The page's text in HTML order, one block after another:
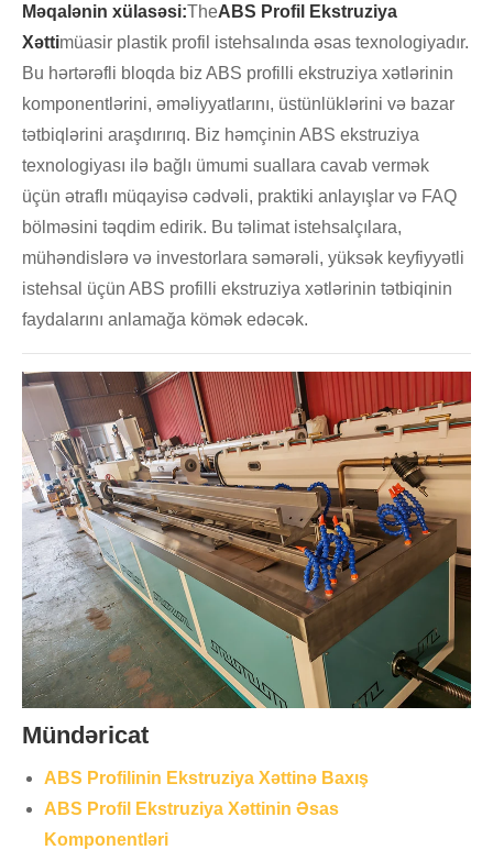
Məqalənin xülasəsi:TheABS Profil Ekstruziya
Xəttimüasir plastik profil istehsalında əsas texnologiyadır.
Bu hərtərəfli bloqda biz ABS profilli ekstruziya xətlərinin
komponentlərini, əməliyyatlarını, üstünlüklərini və bazar
tətbiqlərini araşdırırıq. Biz həmçinin ABS ekstruziya
texnologiyası ilə bağlı ümumi suallara cavab vermək
üçün ətraflı müqayisə cədvəli, praktiki anlayışlar və FAQ
bölməsini təqdim edirik. Bu təlimat istehsalçılara,
mühəndislərə və investorlara səmərəli, yüksək keyfiyyətli
istehsal üçün ABS profilli ekstruziya xətlərinin tətbiqinin
faydalarını anlamağa kömək edəcək.
Mündəricat
ABS Profilinin Ekstruziya Xəttinə Baxış
ABS Profil Ekstruziya Xəttinin Əsas
Komponentləri